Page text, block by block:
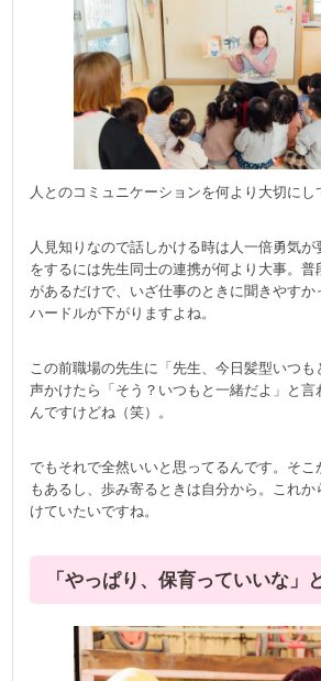
人とのコミュニケーションを何より大切にし
人見知りなので話しかける時は人一倍勇気
をするには先生同士の連携が何より大事。
があるだけで、いざ仕事のときに聞きやす
ハードルが下がりますよね。
この前職場の先生に「先生、今日髪型いつ
声かけたら「そう？いつもと一緒だよ」と言
んですけどね（笑）。
でもそれで全然いいと思ってるんです。そこ
もあるし、歩み寄るときは自分から。これ
けていたいですね。
「やっぱり、保育っていいな」